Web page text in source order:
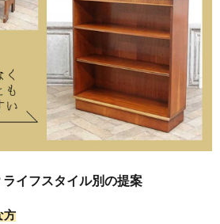
イフスタイル別の提案
方